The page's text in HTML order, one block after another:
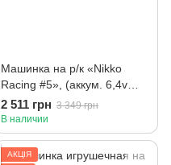
Машинка на р/к «Nikko
Racing #5», (аккум. 6,4v
LiFePO4, быстрая зарядка
от USB)
2 511 грн 3 349 грн
В наличии
АКЦІЯ